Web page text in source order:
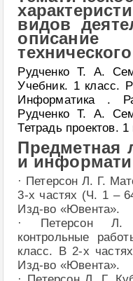
видов
Рудченко Т. А.
Учебник. 1 класс.
Информатика .
Рудченко Т. А.
Тетрадь проектов. 1
Предметная
и
· Петерсон Л. Г.
3-х частях (Ч. 1 –
Изд-во «Ювента».
· Петерсон Л.
контрольные
класс. В 2-х
Изд-во «Ювента».